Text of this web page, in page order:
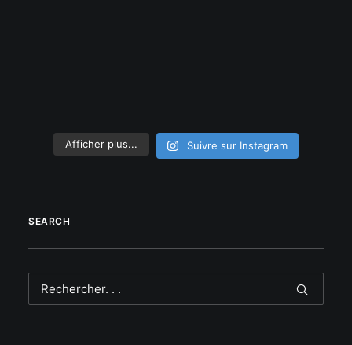
Afficher plus... Suivre sur Instagram
SEARCH